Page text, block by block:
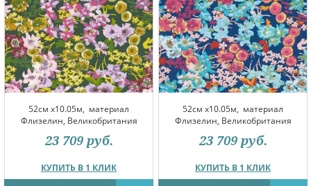
52см x10.05м, материал
Флизелин, Великобритания
КУПИТЬ В 1 КЛИК
23 709 руб.
52см x10.05м, материал
Флизелин, Великобритания
КУПИТЬ В 1 КЛИК
23 709 руб.